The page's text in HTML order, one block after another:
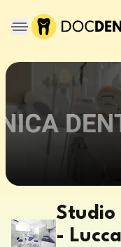
Studio
- Lucca